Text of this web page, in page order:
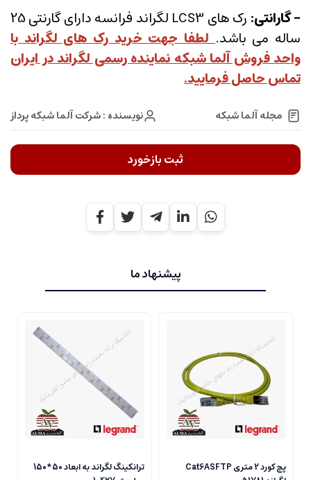
- گارانتی:
رک های LCS3 لگراند فرانسه دارای گارنتی 25
ساله می باشد.لطفا جهت خرید رک های لگراند با
واحد فروش آلما شبکه نماینده رسمی لگراند در ایران
تماس حاصل فرمایید.
مجله آلما شبکه نویسنده : شرکت آلما شبکه پرداز
ثبت بازخورد
پیشنهاد ما
پچ کورد 2 متری Cat6ASFTP
ترانکینگ لگراند به ابعاد 50*150